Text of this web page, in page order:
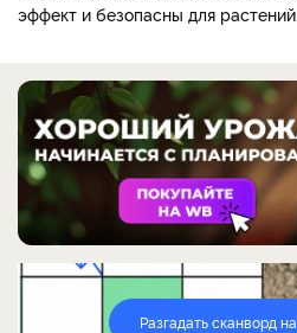
эффект и безопасны для растений.
Разгадать сканворд